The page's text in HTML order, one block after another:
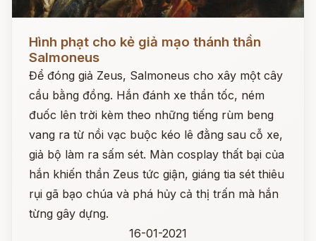
Hình phạt cho kẻ giả mạo thánh thần
Salmoneus
Để đóng giả Zeus, Salmoneus cho xây một cây
cầu bằng đồng. Hắn đánh xe thần tốc, ném
đuốc lên trời kèm theo những tiếng rùm beng
vang ra từ nồi vạc buộc kéo lê đằng sau cỗ xe,
giả bộ làm ra sấm sét. Màn cosplay thất bại của
hắn khiến thần Zeus tức giận, giáng tia sét thiêu
rụi gã bạo chúa và phá hủy cả thị trấn mà hắn
từng gây dựng.
16-01-2021